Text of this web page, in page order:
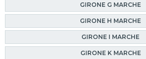
GIRONE G MARCHE
GIRONE H MARCHE
GIRONE I MARCHE
GIRONE K MARCHE